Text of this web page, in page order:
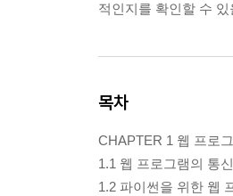
적인지를 확인할 수 있
목차
CHAPTER 1 웹 프로
1.1 웹 프로그램의 통
1.2 파이썬을 위한 웹